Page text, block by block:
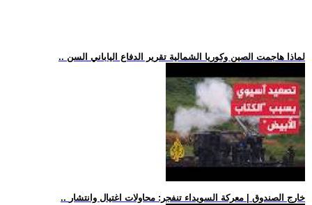
.. لماذا هاجمت الصين وكوريا الشمالية تقرير الدفاع الياباني السن
.. خارج الصندوق | معركة السويداء تنفجر: محاولات اغتيال وانتشار